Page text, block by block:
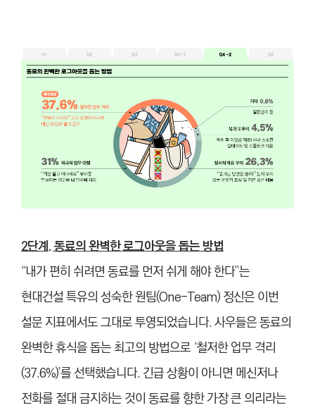
2단계. 동료의 완벽한 로그아웃을 돕는 방법
“내가 편히 쉬려면 동료를 먼저 쉬게 해야 한다”는
현대건설 특유의 성숙한 원팀(One-Team) 정신은 이번
설문 지표에서도 그대로 투영되었습니다. 사우들은 동료의
완벽한 휴식을 돕는 최고의 방법으로 ‘철저한 업무 격리
(37.6%)’를 선택했습니다. 긴급 상황이 아니면 메신저나
전화를 절대 금지하는 것이 동료를 향한 가장 큰 의리라는